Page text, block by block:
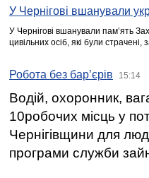
У Чернігові вшанували
У Чернігові вшанували пам’ять
цивільних осіб, які були
Робота без бар’єрів 15:14
Водій, охоронник,
10робочих місць у
Чернігівщини для
програми служби